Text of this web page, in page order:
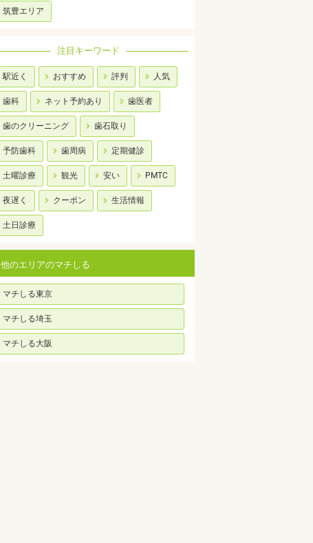
筑豊エリア
注目キーワード
駅近く おすすめ 評判 人気
歯科 ネット予約あり 歯医者
歯のクリーニング 歯石取り
予防歯科 歯周病 定期健診
土曜診療 観光 安い PMTC
夜遅く クーポン 生活情報
土日診療
他のエリアのマチしる
マチしる東京
マチしる埼玉
マチしる大阪